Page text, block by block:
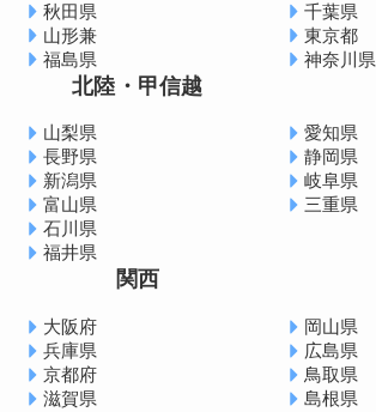
秋田県
山形兼
福島県
千葉県
東京都
神奈川県
北陸・甲信越
山梨県
長野県
新潟県
富山県
石川県
福井県
愛知県
静岡県
岐阜県
三重県
関西
大阪府
兵庫県
京都府
滋賀県
岡山県
広島県
鳥取県
島根県